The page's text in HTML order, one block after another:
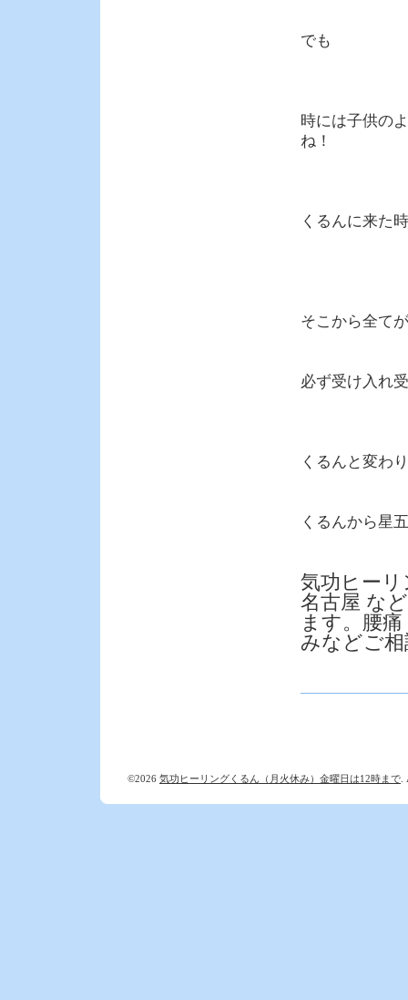
でも
時には子供の
ね！
くるんに来た
そこから全て
必ず受け入れ
くるんと変
くるんから星
気功ヒー
名古屋 な
ます。腰
みなどご
©2026 気功ヒーリングくるん（月火休み）金曜日は12時まで